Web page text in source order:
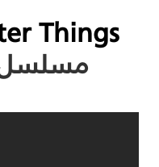
Things
مسلسل